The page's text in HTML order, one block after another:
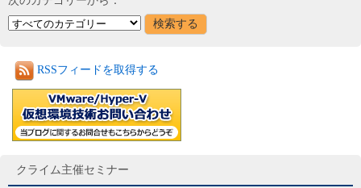
RSSフィードを取得する
クライム主催セミナー